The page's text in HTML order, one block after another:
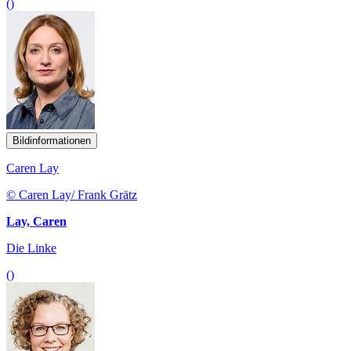
()
Bildinformationen
Caren Lay
© Caren Lay/ Frank Grätz
Lay, Caren
Die Linke
()